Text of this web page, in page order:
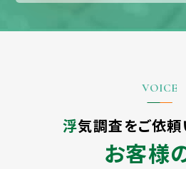
浮気調査をご依
お客様